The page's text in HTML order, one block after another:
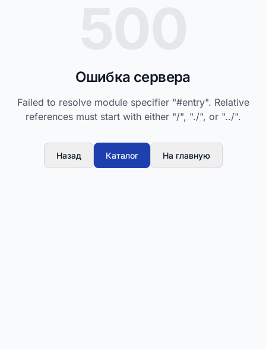
Ошибка сервера
Failed to resolve module specifier "#entry". Relative
references must start with either "/", "./", or "../".
Назад Каталог На главную